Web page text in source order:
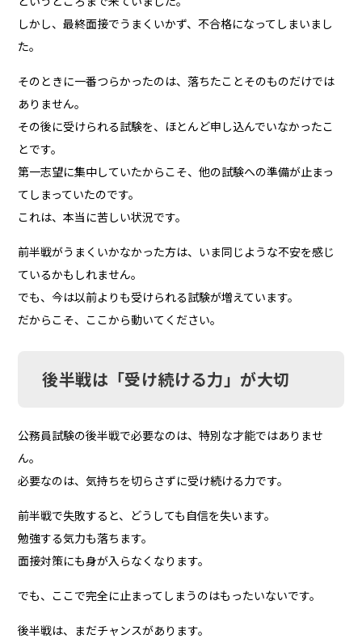
しかし、最終面接でうまくいかず、不合格になってしまいまし
た。
そのときに一番つらかったのは、落ちたことそのものだけでは
ありません。
その後に受けられる試験を、ほとんど申し込んでいなかったこ
とです。
第一志望に集中していたからこそ、他の試験への準備が止まっ
てしまっていたのです。
これは、本当に苦しい状況です。
前半戦がうまくいかなかった方は、いま同じような不安を感じ
ているかもしれません。
でも、今は以前よりも受けられる試験が増えています。
だからこそ、ここから動いてください。
後半戦は「受け続ける力」が大切
公務員試験の後半戦で必要なのは、特別な才能ではありませ
ん。
必要なのは、気持ちを切らさずに受け続ける力です。
前半戦で失敗すると、どうしても自信を失います。
勉強する気力も落ちます。
面接対策にも身が入らなくなります。
でも、ここで完全に止まってしまうのはもったいないです。
後半戦は、まだチャンスがあります。